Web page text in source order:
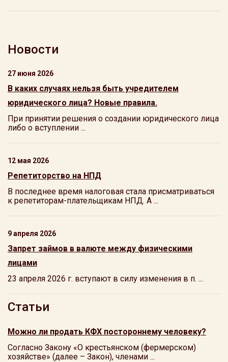
Новости
27 июня 2026
В каких случаях нельзя быть учредителем
юридического лица? Новые правила.
При принятии решения о создании юридического лица
либо о вступлении ...
12 мая 2026
Репетиторство на НПД
В последнее время налоговая стала присматриваться
к репетиторам-плательщикам НПД. А ...
9 апреля 2026
Запрет займов в валюте между физическими
лицами
23 апреля 2026 г. вступают в силу изменения в п. ...
Статьи
Можно ли продать КФХ постороннему человеку?
Согласно Закону «О крестьянском (фермерском)
хозяйстве» (далее – Закон), членами ...